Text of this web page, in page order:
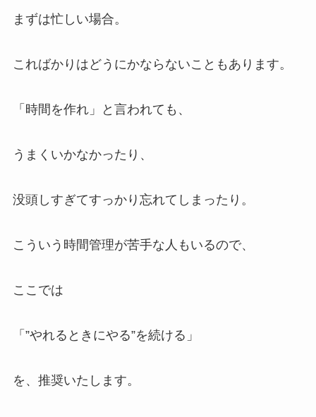
まずは忙しい場合。
こればかりはどうにかならないこともあります。
「時間を作れ」と言われても、
うまくいかなかったり、
没頭しすぎてすっかり忘れてしまったり。
こういう時間管理が苦手な人もいるので、
ここでは
「”やれるときにやる”を続ける」
を、推奨いたします。